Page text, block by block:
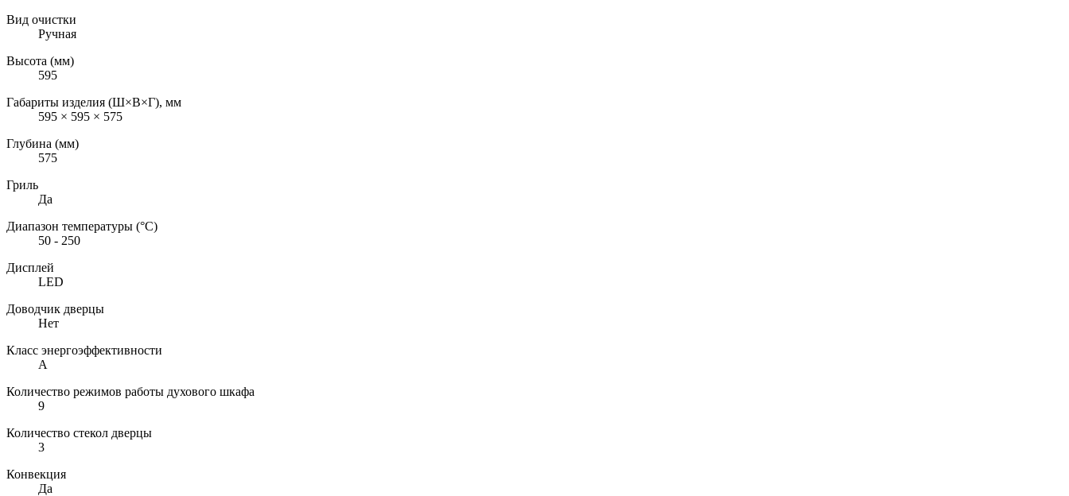
Вид очистки
Ручная
Высота (мм)
595
Габариты изделия (Ш×В×Г), мм
595 × 595 × 575
Глубина (мм)
575
Гриль
Да
Диапазон температуры (°C)
50 - 250
Дисплей
LED
Доводчик дверцы
Нет
Класс энергоэффективности
A
Количество режимов работы духового шкафа
9
Количество стекол дверцы
3
Конвекция
Да